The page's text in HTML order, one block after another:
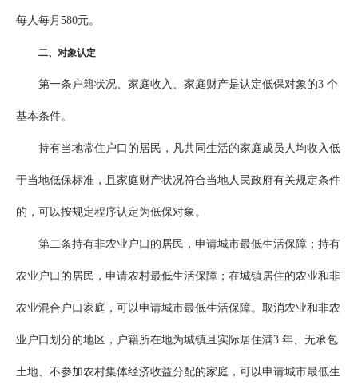
每人每月580元。
二、对象认定
第一条户籍状况、家庭收入、家庭财产是认定低保对象的3 个
基本条件。
持有当地常住户口的居民，凡共同生活的家庭成员人均收入低
于当地低保标准，且家庭财产状况符合当地人民政府有关规定条件
的，可以按规定程序认定为低保对象。
第二条持有非农业户口的居民，申请城市最低生活保障；持有
农业户口的居民，申请农村最低生活保障；在城镇居住的农业和非
农业混合户口家庭，可以申请城市最低生活保障。取消农业和非农
业户口划分的地区，户籍所在地为城镇且实际居住满3 年、无承包
土地、不参加农村集体经济收益分配的家庭，可以申请城市最低生